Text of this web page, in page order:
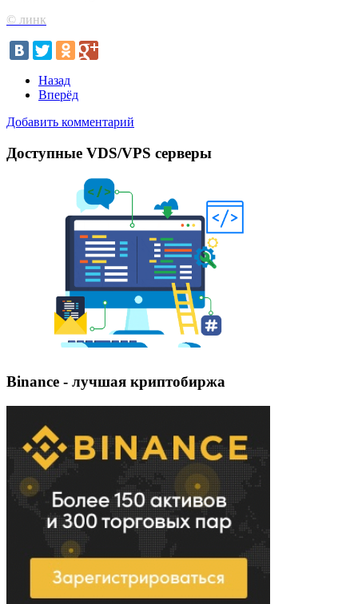
© линк
Назад
Вперёд
Добавить комментарий
Доступные VDS/VPS серверы
Binance - лучшая криптобиржа